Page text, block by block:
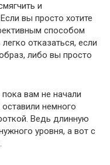
и
вы просто хотите
способом
отказаться, если
либо вы просто
вам не начали
немного
Ведь длинную
уровня, а вот с